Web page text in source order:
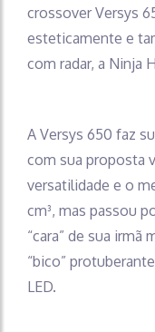
crossover Versys
esteticamente e
com radar, a Ninja
A Versys 650 faz
com sua proposta
versatilidade e o
cm³, mas passou
“cara” de sua irmã
“bico”
LED.